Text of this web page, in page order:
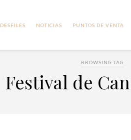
DESFILES NOTICIAS PUNTOS DE VENTA
BROWSING TAG
Festival de